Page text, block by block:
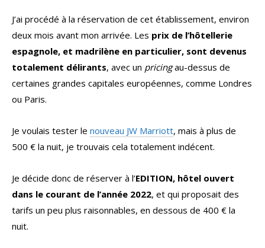
J’ai procédé à la réservation de cet établissement, environ
deux mois avant mon arrivée. Les prix de l’hôtellerie
espagnole, et madrilène en particulier, sont devenus
totalement délirants, avec un pricingau-dessus de
certaines grandes capitales européennes, comme Londres
ou Paris.
Je voulais tester le nouveau JW Marriott, mais à plus de
500 € la nuit, je trouvais cela totalement indécent.
Je décide donc de réserver à l’EDITION, hôtel ouvert
dans le courant de l’année 2022, et qui proposait des
tarifs un peu plus raisonnables, en dessous de 400 € la
nuit.